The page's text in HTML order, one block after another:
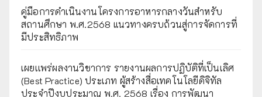
คู่มือการดำเนินงานโครงการอาหารกลางวันสำหรับ
สถานศึกษา พ.ศ.2568 แนวทางครบถ้วนสู่การจัดการที่
มีประสิทธิภาพ
เผยเเพร่ผลงานวิชาการ รายงานผลการปฏิบัติที่เป็นเลิศ
(Best Practice) ประเภท ผู้สร้างสื่อเทคโนโลยีดิจิทัล
ประจำปีงบประมาณ พ.ศ. 2568 เรื่อง การพัฒนา